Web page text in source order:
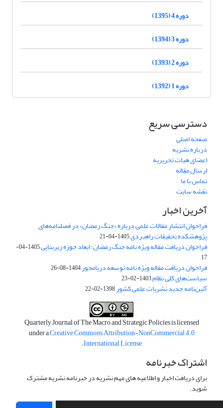
دوره 4 (1395)
دوره 3 (1394)
دوره 2 (1393)
دوره 1 (1392)
دسترسی سریع
صفحه اصلی
درباره نشریه
اعضای هیات تحریریه
ارسال مقاله
تماس با ما
نقشه سایت
آخرین اخبار
فراخوان انتشار مقالات علمی درباره «جنگ رمضان» در فصلنامه‌های
پژوهشکده تحقیقات راهبردی1405-04-21
فراخوان دریافت مقاله ویژه نامه جنگ رمضان؛ ابعاد حوزه زیربنایی
1405-04-
17
فراخوان دریافت مقاله ویژه نامه توسعه دریامحور1404-08-26
سیاست‌های کلی نظام1403-02-23
آئین‌نامه جدید نشریات علمی کشور1398-02-22
Quarterly Journal of The Macro and Strategic Policies is licensed
under aCreative Commons Attribution-NonCommercial 4.0
International License
.
اشتراک خبرنامه
برای دریافت اخبار و اطلاعیه های مهم نشریه در خبرنامه نشریه مشترک
شوید.